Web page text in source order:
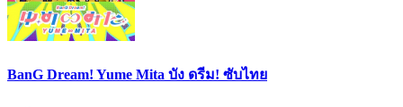
BanG Dream! Yume Mita บัง ดรีม! ซับไทย